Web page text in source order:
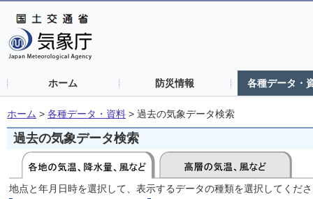
ホーム 防災情報 各種データ・
ホーム > 各種データ・資料 > 過去の気象データ検索
過去の気象データ検索
地点と年月日時を選択して、表示するデータの種類を選択してくだ